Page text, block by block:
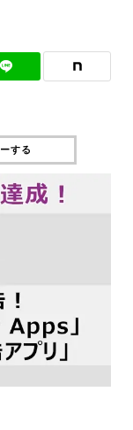
する